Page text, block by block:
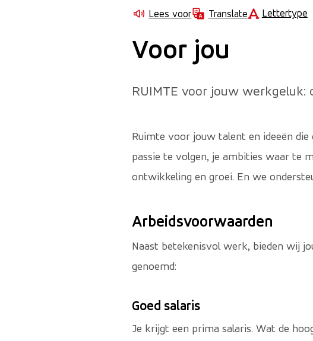
Lees voor Translate Lettertype
Voor jou
RUIMTE voor jouw
Ruimte voor jouw talent en ideeën
passie te volgen, je ambities waar te
ontwikkeling en groei. En we
Arbeidsvoorwaarden
Naast betekenisvol werk, bieden wij
genoemd:
Goed salaris
Je krijgt een prima salaris. Wat de